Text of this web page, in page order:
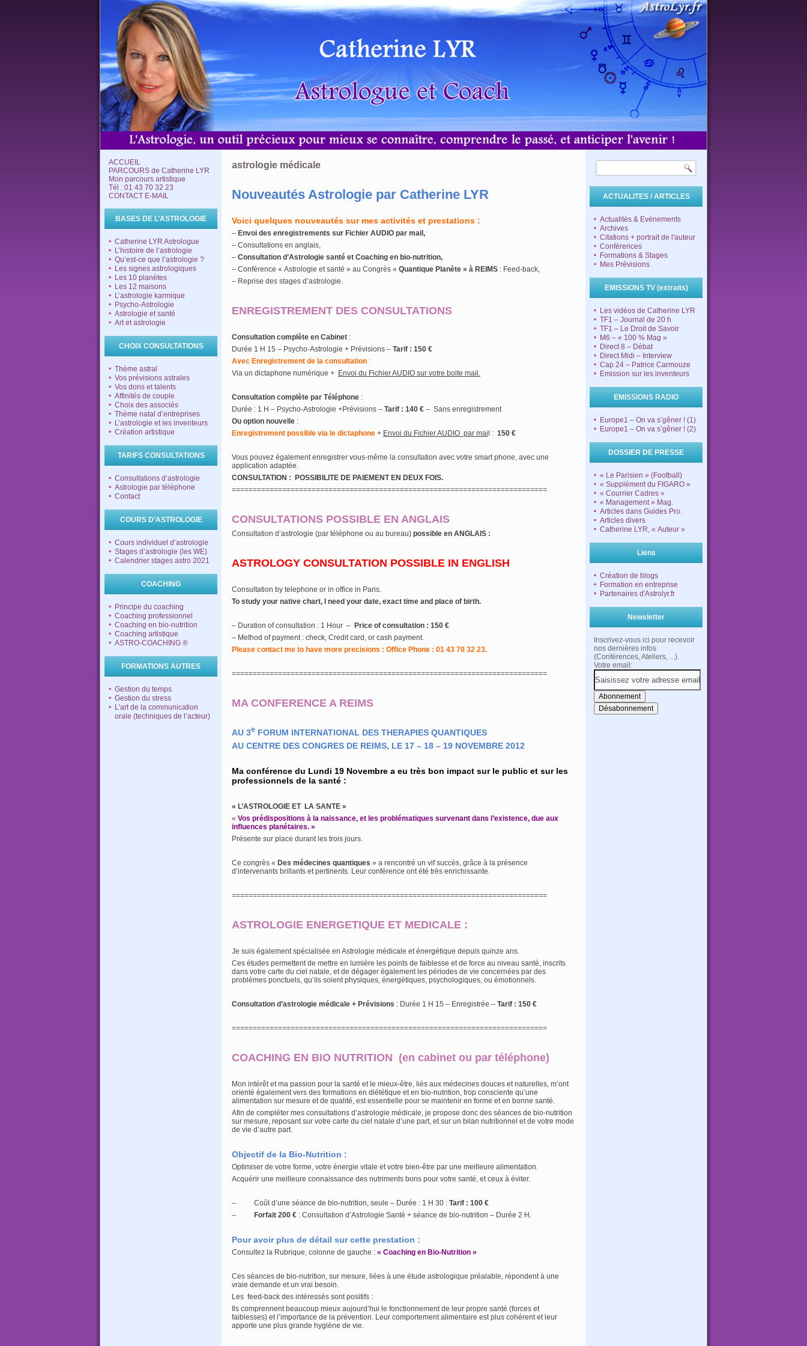
ACCUEIL
PARCOURS de Catherine LYR
Mon parcours artistique
Tél : 01 43 70 32 23
CONTACT E-MAIL
BASES DE L’ASTROLOGIE
Catherine LYR Astrologue
L’histoire de l’astrologie
Qu’est-ce que l’astrologie ?
Les signes astrologiques
Les 10 planètes
Les 12 maisons
L’astrologie karmique
Psycho-Astrologie
Astrologie et santé
Art et astrologie
CHOIX CONSULTATIONS
Thème astral
Vos prévisions astrales
Vos dons et talents
Affinités de couple
Choix des associés
Thème natal d’entreprises
L’astrologie et les inventeurs
Création artistique
TARIFS CONSULTATIONS
Consultations d’astrologie
Astrologie par téléphone
Contact
COURS D’ASTROLOGIE
Cours individuel d’astrologie
Stages d’astrologie (les WE)
Calendrier stages astro 2021
COACHING
Principe du coaching
Coaching professionnel
Coaching en bio-nutrition
Coaching artistique
ASTRO-COACHING ®
FORMATIONS AUTRES
Gestion du temps
Gestion du stress
L’art de la communication
orale (techniques de l’acteur)
astrologie médicale
Nouveautés Astrologie par Catherine LYR
Voici quelques nouveautés sur mes activités et prestations :
– Envoi des enregistrements sur Fichier AUDIO par mail,
– Consultations en anglais,
– Consultation d’Astrologie santé et Coaching en bio-nutrition,
– Conférence « Astrologie et santé » au Congrès « Quantique Planète » à REIMS : Feed-back,
– Reprise des stages d’astrologie.
ENREGISTREMENT DES CONSULTATIONS
Consultation complète en Cabinet :
Durée 1 H 15 – Psycho-Astrologie + Prévisions – Tarif : 150 €
Avec Enregistrement de la consultation :
Via un dictaphone numérique + Envoi du Fichier AUDIO sur votre boite mail.
Consultation complète par Téléphone :
Durée : 1 H – Psycho-Astrologie +Prévisions – Tarif : 140 € – Sans enregistrement
Ou option nouvelle :
Enregistrement possible via le dictaphone + Envoi du Fichier AUDIO par mai l : 150 €
Vous pouvez également enregistrer vous-même la consultation avec votre smart phone, avec une
application adaptée.
CONSULTATION : POSSIBILITE DE PAIEMENT EN DEUX FOIS.
===========================================================================
CONSULTATIONS POSSIBLE EN ANGLAIS
Consultation d’astrologie (par téléphone ou au bureau) possible en ANGLAIS :
ASTROLOGY CONSULTATION POSSIBLE IN ENGLISH
Consultation by telephone or in office in Paris.
To study your native chart, I need your date, exact time and place of birth.
– Duration of consultation : 1 Hour – Price of consultation : 150 €
– Method of payment : check, Credit card, or cash payment.
Please contact me to have more precisions : Office Phone : 01 43 70 32 23.
===========================================================================
MA CONFERENCE A REIMS
AU 3e FORUM INTERNATIONAL DES THERAPIES QUANTIQUES
AU CENTRE DES CONGRES DE REIMS, LE 17 – 18 – 19 NOVEMBRE 2012
Ma conférence du Lundi 19 Novembre a eu très bon impact sur le public et sur les
professionnels de la santé :
« L’ASTROLOGIE ET LA SANTE »
« Vos prédispositions à la naissance, et les problématiques survenant dans l’existence, due aux
influences planétaires. »
Présente sur place durant les trois jours.
Ce congrès « Des médecines quantiques » a rencontré un vif succès, grâce à la présence
d’intervenants brillants et pertinents. Leur conférence ont été très enrichissante.
===========================================================================
ASTROLOGIE ENERGETIQUE ET MEDICALE :
Je suis également spécialisée en Astrologie médicale et énergétique depuis quinze ans.
Ces études permettent de mettre en lumière les points de faiblesse et de force au niveau santé, inscrits
dans votre carte du ciel natale, et de dégager également les périodes de vie concernées par des
problèmes ponctuels, qu’ils soient physiques, énergétiques, psychologiques, ou émotionnels.
Consultation d’astrologie médicale + Prévisions : Durée 1 H 15 – Enregistrée – Tarif : 150 €
===========================================================================
COACHING EN BIO NUTRITION (en cabinet ou par téléphone)
Mon intérêt et ma passion pour la santé et le mieux-être, liés aux médecines douces et naturelles, m’ont
orienté également vers des formations en diététique et en bio-nutrition, trop consciente qu’une
alimentation sur mesure et de qualité, est essentielle pour se maintenir en forme et en bonne santé.
Afin de compléter mes consultations d’astrologie médicale, je propose donc des séances de bio-nutrition
sur mesure, reposant sur votre carte du ciel natale d’une part, et sur un bilan nutritionnel et de votre mode
de vie d’autre part.
Objectif de la Bio-Nutrition :
Optimiser de votre forme, votre énergie vitale et votre bien-être par une meilleure alimentation.
Acquérir une meilleure connaissance des nutriments bons pour votre santé, et ceux à éviter.
– Coût d’une séance de bio-nutrition, seule – Durée : 1 H 30 : Tarif : 100 €
–
Forfait 200 € : Consultation d’Astrologie Santé + séance de bio-nutrition – Durée 2 H.
Pour avoir plus de détail sur cette prestation :
Consultez la Rubrique, colonne de gauche : « Coaching en Bio-Nutrition »
Ces séances de bio-nutrition, sur mesure, liées à une étude astrologique préalable, répondent à une
vraie demande et un vrai besoin.
Les feed-back des intéressés sont positifs :
Ils comprennent beaucoup mieux aujourd’hui le fonctionnement de leur propre santé (forces et
faiblesses) et l’importance de la prévention. Leur comportement alimentaire est plus cohérent et leur
apporte une plus grande hygiène de vie.
ACTUALITES / ARTICLES
Actualités & Evénements
Archives
Citations + portrait de l'auteur
Conférences
Formations & Stages
Mes Prévisions
EMISSIONS TV (extraits)
Les vidéos de Catherine LYR
TF1 – Journal de 20 h
TF1 – Le Droit de Savoir
M6 – « 100 % Mag »
Direct 8 – Débat
Direct Midi – Interview
Cap 24 – Patrice Carmouze
Emission sur les inventeurs
EMISSIONS RADIO
Europe1 – On va s’gêner ! (1)
Europe1 – On va s’gêner ! (2)
DOSSIER DE PRESSE
« Le Parisien » (Football)
« Supplément du FIGARO »
« Courrier Cadres »
« Management » Mag.
Articles dans Guides Pro.
Articles divers
Catherine LYR, « Auteur »
Liens
Création de blogs
Formation en entreprise
Partenaires d'Astrolyr.fr
Newsletter
Inscrivez-vous ici pour recevoir
nos dernières infos
(Conférences, Ateliers, ...).
Votre email: